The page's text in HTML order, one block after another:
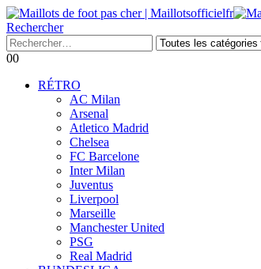
Rechercher
00
RÉTRO
AC Milan
Arsenal
Atletico Madrid
Chelsea
FC Barcelone
Inter Milan
Juventus
Liverpool
Marseille
Manchester United
PSG
Real Madrid